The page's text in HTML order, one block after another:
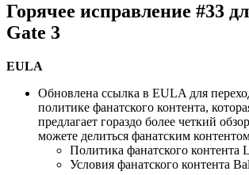
Горячее исправление #33
Gate 3
EULA
Обновлена ссылка в EULA для
политике фанатского контента,
предлагает гораздо более четкий
можете делиться фанатским
Политика фанатского контента
Условия фанатского контента